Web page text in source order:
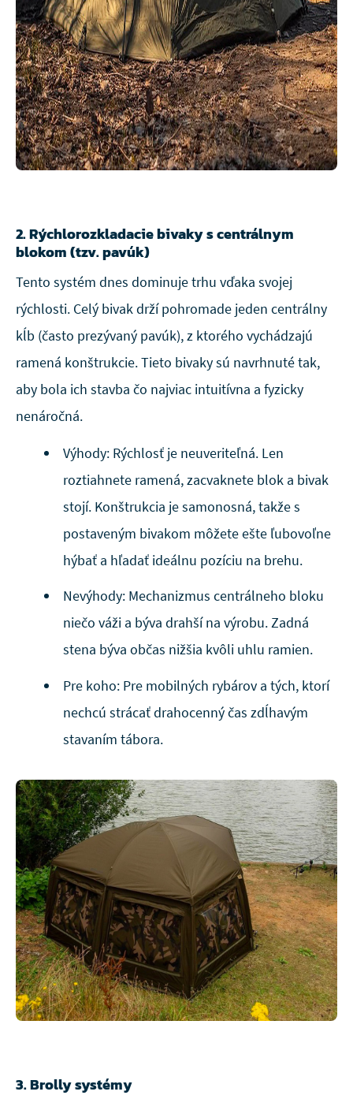
2. Rýchlorozkladacie bivaky s centrálnym
blokom (tzv. pavúk)
Tento systém dnes dominuje trhu vďaka svojej
rýchlosti. Celý bivak drží pohromade jeden centrálny
kĺb (často prezývaný pavúk), z ktorého vychádzajú
ramená konštrukcie. Tieto bivaky sú navrhnuté tak,
aby bola ich stavba čo najviac intuitívna a fyzicky
nenáročná.
Výhody: Rýchlosť je neuveriteľná. Len
roztiahnete ramená, zacvaknete blok a bivak
stojí. Konštrukcia je samonosná, takže s
postaveným bivakom môžete ešte ľubovoľne
hýbať a hľadať ideálnu pozíciu na brehu.
Nevýhody: Mechanizmus centrálneho bloku
niečo váži a býva drahší na výrobu. Zadná
stena býva občas nižšia kvôli uhlu ramien.
Pre koho: Pre mobilných rybárov a tých, ktorí
nechcú strácať drahocenný čas zdĺhavým
stavaním tábora.
3. Brolly systémy